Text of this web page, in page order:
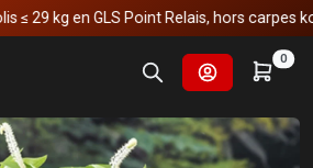
kg en GLS Point Relais, hors carpes koï)
0
technologies pour les bassins